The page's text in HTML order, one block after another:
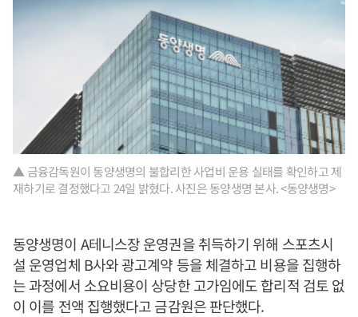
▲ 금융감독원이 동양생명의 불합리한 사업비 운용 실태를 확인하고 제
재하기로 결정했다고 24일 밝혔다. 사진은 동양생명 본사. <동양생명>
동양생명이 A테니스장 운영권을 취득하기 위해 스포츠시
설 운영업체 B사와 광고계약 등을 체결하고 비용을 집행하
는 과정에서 소요비용이 상당한 고가임에도 합리적 검토 없
이 이를 전액 집행했다고 금감원은 판단했다.